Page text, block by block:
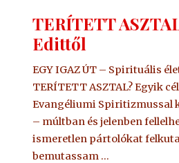
TERÍTETT
Edittől
EGY IGAZ ÚT – Spirituális
TERÍTETT ASZTAL? Egyik
Evangéliumi Spiritizmussal
– múltban és jelenben
ismeretlen pártolókat
bemutassam …